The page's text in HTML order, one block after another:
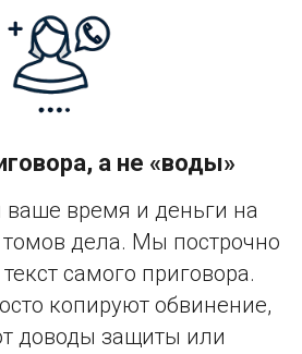
а не «воды»
время и деньги на
дела. Мы построчно
самого приговора.
копируют обвинение,
доводы защиты или